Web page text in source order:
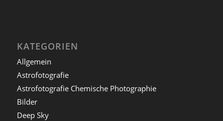
KATEGORIEN
Allgemein
Astrofotografie
Astrofotografie Chemische Photographie
Bilder
Deep Sky